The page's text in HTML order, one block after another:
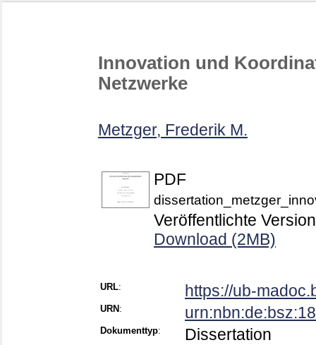
Innovation und
Netzwerke
Metzger, Frederik M.
PDF
Veröffentlichte Version
Download (2MB)
URL: https://ub-
URN :
Dokumenttyp: Dissertation